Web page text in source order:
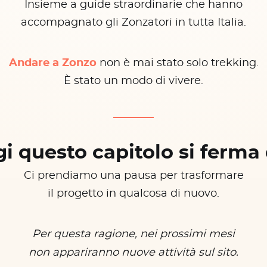
Insieme a guide straordinarie che hanno
accompagnato gli Zonzatori in tutta Italia.
Andare a Zonzonon è mai stato solo trekking.
È stato un modo di vivere.
questo capitolo si ferma
Ci prendiamo una pausa per trasformare
il progetto in qualcosa di nuovo.
Per questa ragione, nei prossimi mesi
non appariranno nuove attività sul sito.